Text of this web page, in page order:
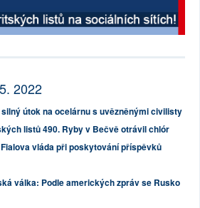
2022
útok na ocelárnu s uvězněnými civilisty
listů 490. Ryby v Bečvě otrávil chlór
vláda při poskytování příspěvků
válka: Podle amerických zpráv se Rusko